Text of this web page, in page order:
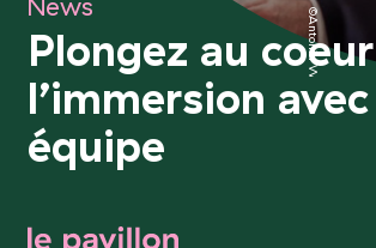
©Antonin Weber
News
Plongez au
l’immersion
équipe